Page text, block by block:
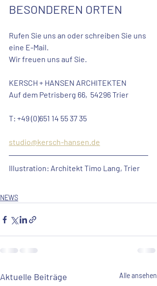
BESONDEREN ORTEN
Rufen Sie uns an oder schreiben Sie uns
eine E-Mail.
Wir freuen uns auf Sie.
KERSCH + HANSEN ARCHITEKTEN
Auf dem Petrisberg 66,  54296 Trier
T: +49 (0)651 14 55 37 35
studio@kersch-hansen.de
Illustration: Architekt Timo Lang, Trier
NEWS
Aktuelle Beiträge Alle ansehen